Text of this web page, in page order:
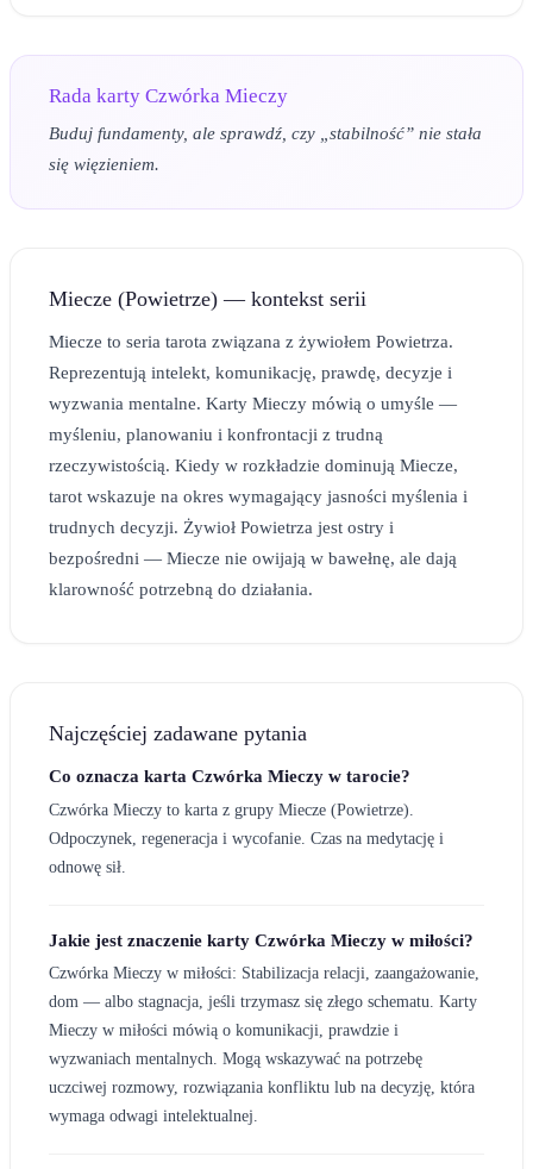
Rada karty Czwórka Mieczy
Buduj fundamenty, ale sprawdź, czy „stabilność” nie stała
się więzieniem.
Miecze (Powietrze) — kontekst serii
Miecze to seria tarota związana z żywiołem Powietrza.
Reprezentują intelekt, komunikację, prawdę, decyzje i
wyzwania mentalne. Karty Mieczy mówią o umyśle —
myśleniu, planowaniu i konfrontacji z trudną
rzeczywistością. Kiedy w rozkładzie dominują Miecze,
tarot wskazuje na okres wymagający jasności myślenia i
trudnych decyzji. Żywioł Powietrza jest ostry i
bezpośredni — Miecze nie owijają w bawełnę, ale dają
klarowność potrzebną do działania.
Najczęściej zadawane pytania
Co oznacza karta Czwórka Mieczy w tarocie?
Czwórka Mieczy to karta z grupy Miecze (Powietrze).
Odpoczynek, regeneracja i wycofanie. Czas na medytację i
odnowę sił.
Jakie jest znaczenie karty Czwórka Mieczy w miłości?
Czwórka Mieczy w miłości: Stabilizacja relacji, zaangażowanie,
dom — albo stagnacja, jeśli trzymasz się złego schematu. Karty
Mieczy w miłości mówią o komunikacji, prawdzie i
wyzwaniach mentalnych. Mogą wskazywać na potrzebę
uczciwej rozmowy, rozwiązania konfliktu lub na decyzję, która
wymaga odwagi intelektualnej.